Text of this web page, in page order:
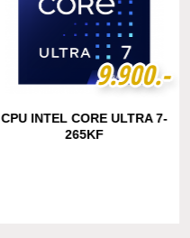
9.900.-
9.900.-
CPU INTEL CORE ULTRA 7-
265KF